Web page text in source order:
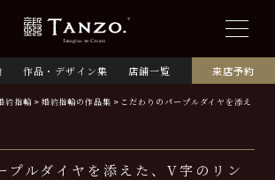
作品・デザイン集 店舗一覧 来店予約
約指輪 婚約指輪の作品集
こだわりのパープルダイヤを添え
プルダイヤを添えた、V字のリン